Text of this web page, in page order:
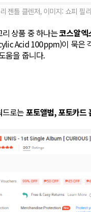
젠틀 클렌저, 이미지: 쇼피 필
리 상품 중 하나는코스알엑
Acid 100ppm)이 묵은
움을 줍니다.
드로는포토앨범, 포토카드